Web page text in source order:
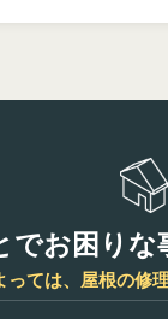
でお困りな
ては、屋根の修